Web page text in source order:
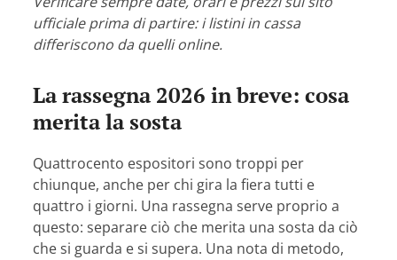
ufficiale prima di partire: i listini in cassa
differiscono da quelli online.
La rassegna 2026 in breve: cosa
merita la sosta
Quattrocento espositori sono troppi per
chiunque, anche per chi gira la fiera tutti e
quattro i giorni. Una rassegna serve proprio a
questo: separare ciò che merita una sosta da ciò
che si guarda e si supera. Una nota di metodo,